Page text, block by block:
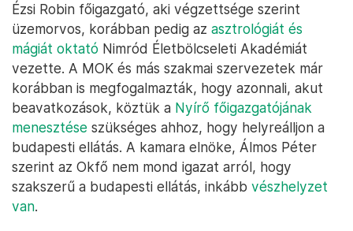
Ézsi Robin főigazgató, aki végzettsége szerint
üzemorvos, korábban pedig az asztrológiát és
mágiát oktató Nimród Életbölcseleti Akadémiát
vezette. A MOK és más szakmai szervezetek már
korábban is megfogalmazták, hogy azonnali, akut
beavatkozások, köztük a Nyírő főigazgatójának
menesztése szükséges ahhoz, hogy helyreálljon a
budapesti ellátás. A kamara elnöke, Álmos Péter
szerint az Okfő nem mond igazat arról, hogy
szakszerű a budapesti ellátás, inkább vészhelyzet
van.